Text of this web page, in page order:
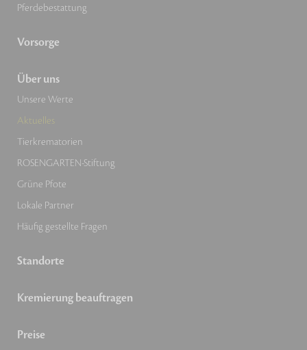
Pferdebestattung
Vorsorge
Über uns
Unsere Werte
Aktuelles
Tierkrematorien
ROSENGARTEN-Stiftung
Grüne Pfote
Lokale Partner
Häufig gestellte Fragen
Standorte
Kremierung beauftragen
Preise